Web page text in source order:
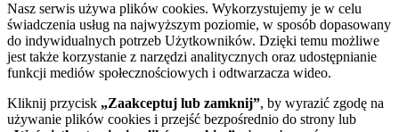
Nasz serwis używa plików cookies. Wykorzystujemy je w celu
świadczenia usług na najwyższym poziomie, w sposób dopasowany
do indywidualnych potrzeb Użytkowników. Dzięki temu możliwe
jest także korzystanie z narzędzi analitycznych oraz udostępnianie
funkcji mediów społecznościowych i odtwarzacza wideo.
Kliknij przycisk „Zaakceptuj lub zamknij”, by wyrazić zgodę na
używanie plików cookies i przejść bezpośrednio do strony lub